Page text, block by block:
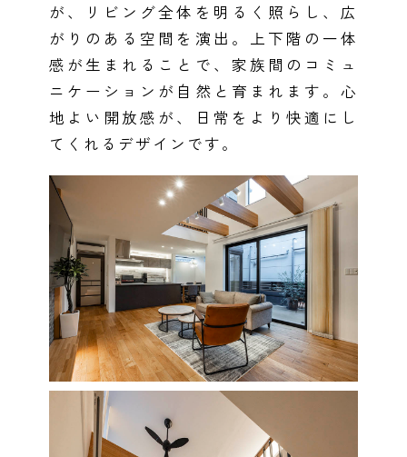
が、リビング全体を明るく照らし、広
がりのある空間を演出。上下階の一体
感が生まれることで、家族間のコミュ
ニケーションが自然と育まれます。心
地よい開放感が、日常をより快適にし
てくれるデザインです。
全国の展示場
札幌
道央
道北
道南
道東
東北
青森
秋田
岩手
山形
甲信越・北陸
新潟
山梨
長野
関東
東京
神奈川
東海
愛知
近畿
中国・四国
お近くのイベント
札幌
札幌
道央
苫小牧千歳
小樽
道北
旭川
道南
函館
室蘭
釧路
東北
青森県
八戸
青森
秋田県
秋田
岩手県
盛岡
北上
山形県
宮城県
仙台
甲信越・北陸
新潟県
長岡
山梨県
甲府
長野県
長野
富山県
富山
関東
東京都
世田谷
八王子
神奈川県
横浜
湘南
相模
東海
愛知県
名古屋
岐阜県
岐阜
近畿
大阪府
大阪
中国・四国